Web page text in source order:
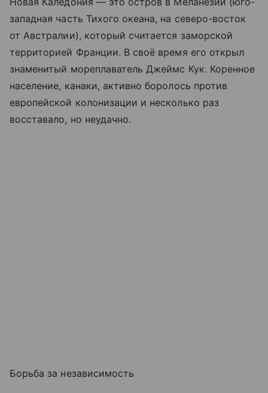
западная часть Тихого океана, на северо-восток
от Австралии), который считается заморской
территорией Франции. В своё время его открыл
знаменитый мореплаватель Джеймс Кук. Коренное
население, канаки, активно боролось против
европейской колонизации и несколько раз
восставало, но неудачно.
Борьба за независимость